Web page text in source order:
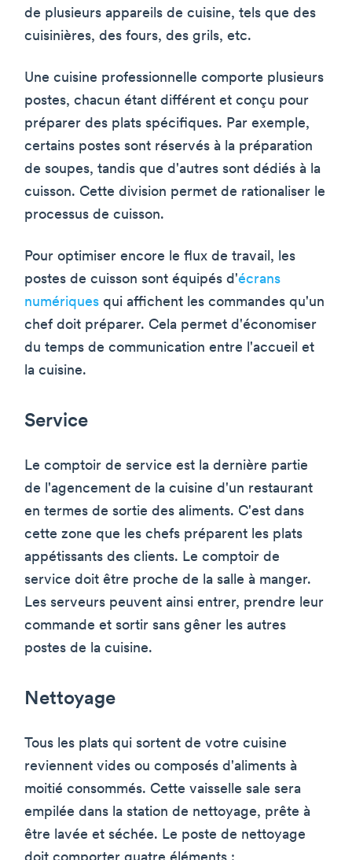
de plusieurs appareils de cuisine, tels que des
cuisinières, des fours, des grils, etc.
Une cuisine professionnelle comporte plusieurs
postes, chacun étant différent et conçu pour
préparer des plats spécifiques. Par exemple,
certains postes sont réservés à la préparation
de soupes, tandis que d'autres sont dédiés à la
cuisson. Cette division permet de rationaliser le
processus de cuisson.
Pour optimiser encore le flux de travail, les
postes de cuisson sont équipés d'écrans
numériques qui affichent les commandes qu'un
chef doit préparer. Cela permet d'économiser
du temps de communication entre l'accueil et
la cuisine.
Service
Le comptoir de service est la dernière partie
de l'agencement de la cuisine d'un restaurant
en termes de sortie des aliments. C'est dans
cette zone que les chefs préparent les plats
appétissants des clients. Le comptoir de
service doit être proche de la salle à manger.
Les serveurs peuvent ainsi entrer, prendre leur
commande et sortir sans gêner les autres
postes de la cuisine.
Nettoyage
Tous les plats qui sortent de votre cuisine
reviennent vides ou composés d'aliments à
moitié consommés. Cette vaisselle sale sera
empilée dans la station de nettoyage, prête à
être lavée et séchée. Le poste de nettoyage